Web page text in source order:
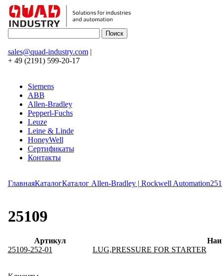
sales@quad-industry.com|
+ 49 (2191) 599-20-17
Siemens
ABB
Allen-Bradley
Pepperl-Fuchs
Leuze
Leine & Linde
HoneyWell
Сертификаты
Контакты
ГлавнаяКаталогКаталог Allen-Bradley | Rockwell Automation251
25109
Артикул
25109-252-01
LUG,PRESSURE FOR STARTER